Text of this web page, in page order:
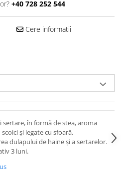
+40 728 252 544
Cere informatii
în formă de stea, aroma
scoici și legate cu sfoară.
dulapului de haine și a sertarelor.
3 luni.